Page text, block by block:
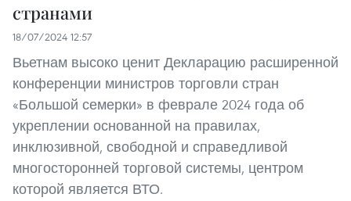
странами
18/07/2024 12:57
Вьетнам высоко ценит Декларацию расширенной
конференции министров торговли стран
«Большой семерки» в феврале 2024 года об
укреплении основанной на правилах,
инклюзивной, свободной и справедливой
многосторонней торговой системы, центром
которой является ВТО.